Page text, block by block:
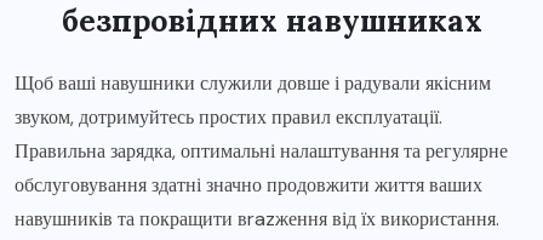
безпровідних навушниках
Щоб ваші навушники служили довше і радували якісним
звуком, дотримуйтесь простих правил експлуатації.
Правильна зарядка, оптимальні налаштування та регулярне
обслуговування здатні значно продовжити життя ваших
навушників та покращити вrazження від їх використання.